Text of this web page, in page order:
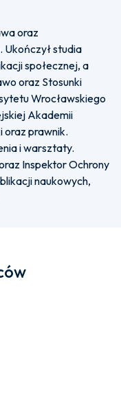
oraz
studia
społecznej, a
oraz Stosunki
Wrocławskiego
Akademii
oraz prawnik.
i warsztaty.
Inspektor Ochrony
naukowych,